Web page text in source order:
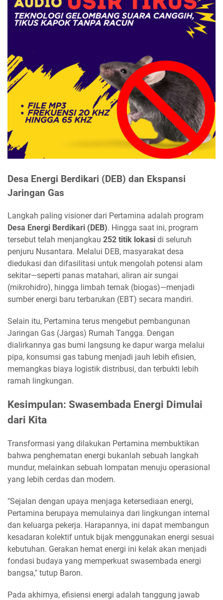
Desa Energi Berdikari (DEB) dan Ekspansi
Jaringan Gas
Langkah paling visioner dari Pertamina adalah program
Desa Energi Berdikari (DEB). Hingga saat ini, program
tersebut telah menjangkau 252 titik lokasi di seluruh
penjuru Nusantara. Melalui DEB, masyarakat desa
diedukasi dan difasilitasi untuk mengolah potensi alam
sekitar—seperti panas matahari, aliran air sungai
(mikrohidro), hingga limbah ternak (biogas)—menjadi
sumber energi baru terbarukan (EBT) secara mandiri.
Selain itu, Pertamina terus mengebut pembangunan
Jaringan Gas (Jargas) Rumah Tangga. Dengan
dialirkannya gas bumi langsung ke dapur warga melalui
pipa, konsumsi gas tabung menjadi jauh lebih efisien,
memangkas biaya logistik distribusi, dan terbukti lebih
ramah lingkungan.
Kesimpulan: Swasembada Energi Dimulai
dari Kita
Transformasi yang dilakukan Pertamina membuktikan
bahwa penghematan energi bukanlah sebuah langkah
mundur, melainkan sebuah lompatan menuju operasional
yang lebih cerdas dan modern.
"Sejalan dengan upaya menjaga ketersediaan energi,
Pertamina berupaya memulainya dari lingkungan internal
dan keluarga pekerja. Harapannya, ini dapat membangun
kesadaran kolektif untuk bijak menggunakan energi sesuai
kebutuhan. Gerakan hemat energi ini kelak akan menjadi
fondasi budaya yang memperkuat swasembada energi
bangsa," tutup Baron.
Pada akhirnya, efisiensi energi adalah tanggung jawab